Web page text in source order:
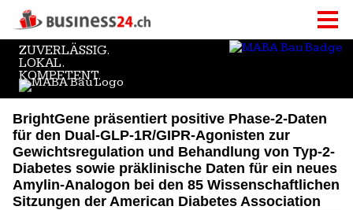
BrightGene präsentiert positive Phase-2-Daten
für den Dual-GLP-1R/GIPR-Agonisten zur
Gewichtsregulation und Behandlung von Typ-2-
Diabetes sowie präklinische Daten für ein neues
Amylin-Analogon bei den 85 Wissenschaftlichen
Sitzungen der American Diabetes Association